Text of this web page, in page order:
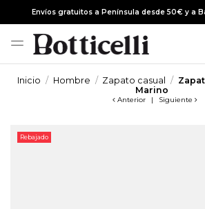
Envíos gratuitos a Península desde 50€ y a
Inicio Hombre Zapato casual
Marino
Anterior | Siguiente
Rebajado